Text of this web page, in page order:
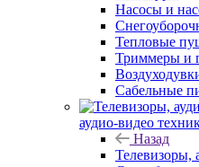
Насосы и
Тепловые
Триммеры и
Сабельные
аудио-видео
Назад
Телевизоры,